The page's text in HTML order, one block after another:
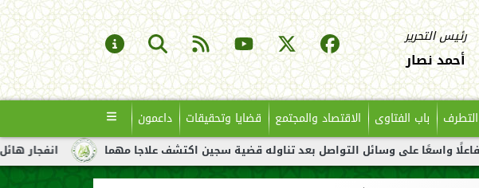
رئيس التحرير
أحمد نصار
باب الفتاوى الاقتصاد والمجتمع قضايا وتحقيقات داعمون
انفجار هائل لناقلة على وسائل التواصل بعد تناوله قضية سجين اكتشف علاجا مهما